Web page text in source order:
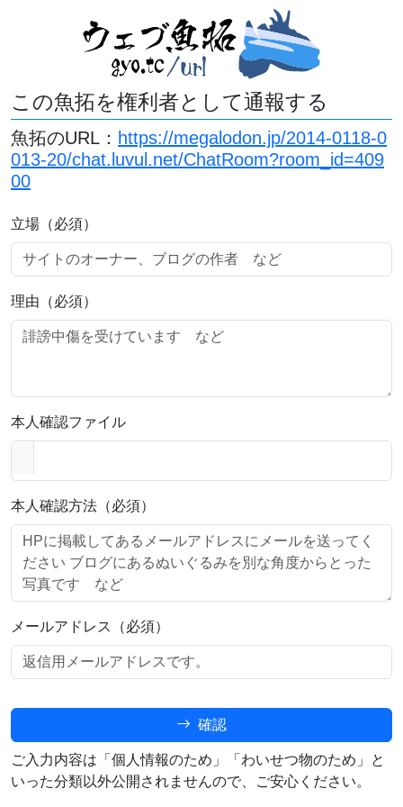
この魚拓を権利者として通報する
魚拓のURL： https://megalodon.jp/2014-0118-0
013-20/chat.luvul.net/ChatRoom?room_id=409
00
立場（必須）
理由（必須）
本人確認ファイル
本人確認方法（必須）
メールアドレス（必須）
確認
ご入力内容は「個人情報のため」「わいせつ物のため」と
いった分類以外公開されませんので、ご安心ください。